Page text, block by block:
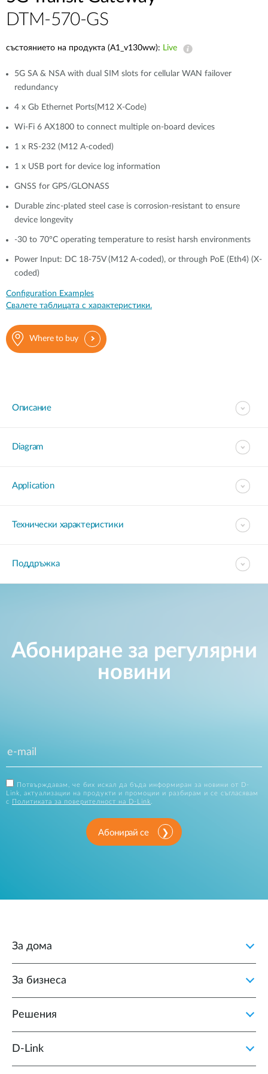
DTM-570-GS
състоянието на продукта (A1_v130ww): Live
5G SA & NSA with dual SIM slots for cellular WAN failover
redundancy
4 x Gb Ethernet Ports(M12 X-Code)
Wi-Fi 6 AX1800 to connect multiple on-board devices
1 x RS-232 (M12 A-coded)
1 x USB port for device log information
GNSS for GPS/GLONASS
Durable zinc-plated steel case is corrosion-resistant to ensure
device longevity
-30 to 70°C operating temperature to resist harsh environments
Power Input: DC 18-75V (M12 A-coded), or through PoE (Eth4) (X-
coded)
Configuration Examples
Свалете таблицата с характеристики.
Where to buy
Описание
Diagram
Application
Технически характеристики
Поддръжка
Абониране за регулярни
новини
Потвърждавам, че бих искал да бъда информиран за новини от D-
Link, актуализации на продукти и промоции и разбирам и се съгласявам
с
Политиката за поверителност на D-Link
Абонирай се
За дома
За бизнеса
Решения
D‑Link